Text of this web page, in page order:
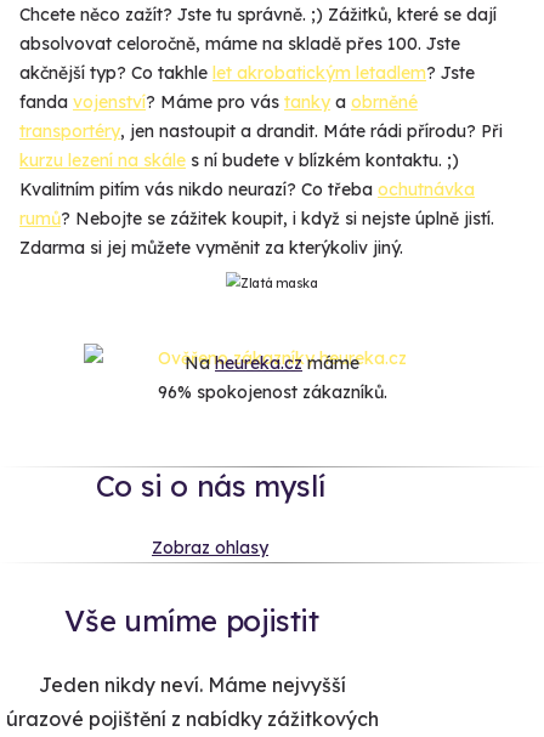
Chcete něco zažít? Jste tu správně. ;) Zážitků, které se dají
absolvovat celoročně, máme na skladě přes 100. Jste
akčnější typ? Co takhle let akrobatickým letadlem? Jste
fanda vojenství? Máme pro vás tanky a obrněné
transportéry, jen nastoupit a drandit. Máte rádi přírodu? Při
kurzu lezení na skále s ní budete v blízkém kontaktu. ;)
Kvalitním pitím vás nikdo neurazí? Co třeba ochutnávka
rumů? Nebojte se zážitek koupit, i když si nejste úplně jistí.
Zdarma si jej můžete vyměnit za kterýkoliv jiný.
Naheureka.czmáme
96% spokojenost zákazníků.
Co si o nás myslí
Zobraz ohlasy
Vše umíme pojistit
Jeden nikdy neví. Máme nejvyšší
úrazové pojištění z nabídky zážitkových